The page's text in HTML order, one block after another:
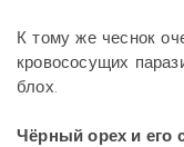
К тому же чеснок
кровососущих
блох.
Чёрный орех и его